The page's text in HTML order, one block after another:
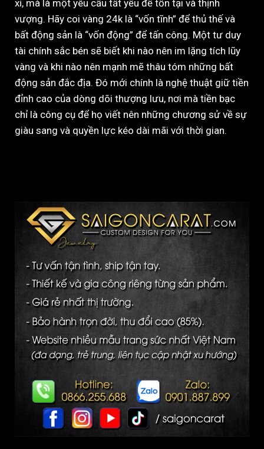
xỉ, mà là một yêu cầu tất yếu để tồn tại và thịnh
vượng. Hãy coi vàng 24k là “vốn tĩnh” để thủ thế và
bất động sản là “vốn động” để tấn công. Một tư duy
tài chính sắc bén sẽ biết khi nào nên im lặng tích lũy
vàng và khi nào nên mạnh mẽ thâu tóm những bất
động sản đắc địa. Đó mới chính là nghệ thuật giữ tiền
đỉnh cao của dòng dõi thượng lưu, nơi mà tiền bạc
chỉ là công cụ để họ viết nên những chương sử về sự
giàu sang và quyền lực kéo dài mãi với thời gian.